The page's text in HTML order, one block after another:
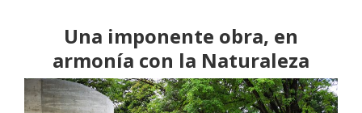
Una imponente obra, en
armonía con la Naturaleza